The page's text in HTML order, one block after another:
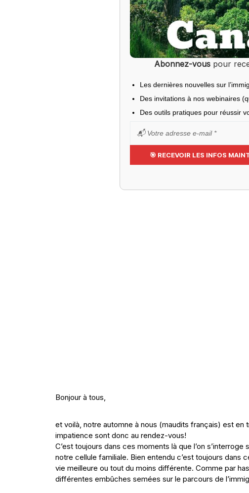
Abonnez-vouspour
Les dernières nouvelles sur
Des invitations à nos webinaires
Des outils pratiques pour réussir
Bonjour à tous,
et voilà, notre automne à nous (maudits français) est en
impatience sont donc au rendez-vous!
C’est toujours dans ces moments là que l’on
notre cellule familiale. Bien entendu c’est toujours dans
vie meilleure ou tout du moins différente. Comme par
différentes embûches semées sur le parcours de